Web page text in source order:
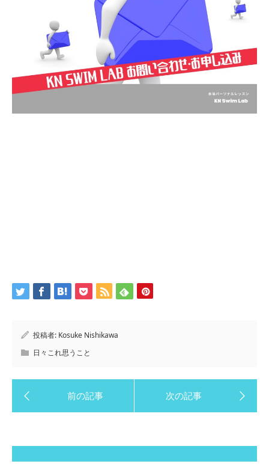
投稿者: Kosuke Nishikawa
日々これ思うこと